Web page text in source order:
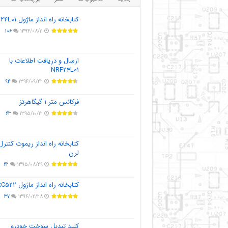
کتابخانه راه انداز ماژول NRF۲۴L۰۱
۱۳۹۴/۰۸/۱۱ ۱۰۶
ارسال و دریافت اطلاعات با
NRF۲۴L۰۱
۱۳۹۴/۰۹/۲۲ ۹۲
فرکانس متر ۱ گیگاهرتز
۱۳۹۵/۱۰/۱۲ ۶۳
کتابخانه راه انداز ریموت
لرن
۱۳۹۵/۰۸/۲۹ ۶۲
کتابخانه راه انداز ماژول MFRC۵۲۲
۱۳۹۴/۰۲/۲۸ ۳۷